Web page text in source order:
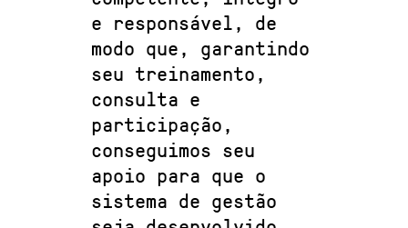
e responsável, de
modo que, garantindo
seu treinamento,
consulta e
participação,
conseguimos seu
apoio para que o
sistema de gestão